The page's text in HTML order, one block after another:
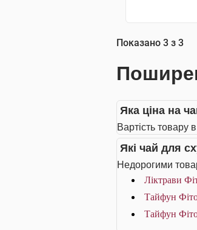
Показано 3 з 3
Яка ціна на
Вартість товару
Які чай для
Недорогими
Ліктрави
Тайфун
Тайфун